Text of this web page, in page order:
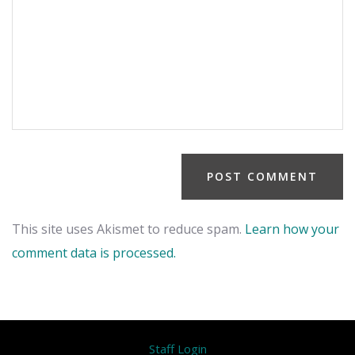
This site uses Akismet to reduce spam. Learn how your
comment data is processed.
Staff Login